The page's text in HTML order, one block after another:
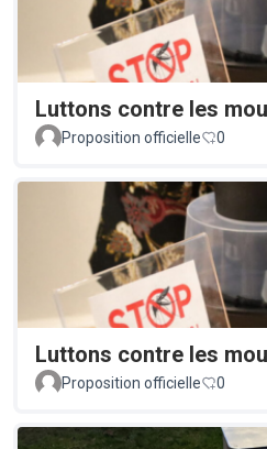
Luttons contre les
Proposition officielle
0
Luttons contre les
Proposition officielle
0